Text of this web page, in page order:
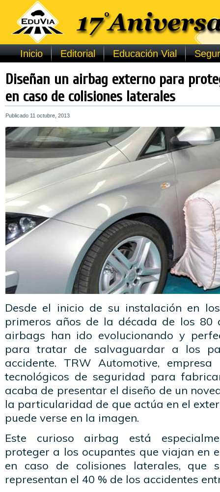
Inicio Editorial Educación Vial
Diseñan un airbag externo para
en caso de colisiones laterales
Publicado 11 octubre, 2013
Desde el inicio de su instalación en
primeros años de la década de los 80
airbags han ido evolucionando y
para tratar de salvaguardar a los
accidente. TRW Automotive,
tecnológicos de seguridad para
acaba de presentar el diseño de un
la particularidad de que actúa en el
puede verse en la imagen.
Este curioso airbag está
proteger a los ocupantes que viajan en
en caso de colisiones laterales, que
representan el 40 % de los accidentes